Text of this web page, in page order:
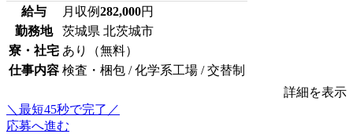
給与 月収例282,000円
勤務地
茨城県 北茨城市
寮・社宅 あり（無料）
仕事内容 検査・梱包 / 化学系工場 / 交替制
詳細を表示
＼最短45秒で完了／
応募へ進む